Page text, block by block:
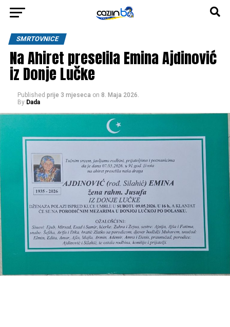
SMRTOVNICE
Na Ahiret preselila Emina Ajdinović
iz Donje Lučke
Published prije 3 mjeseca on 8. Maja 2026.
By Dada